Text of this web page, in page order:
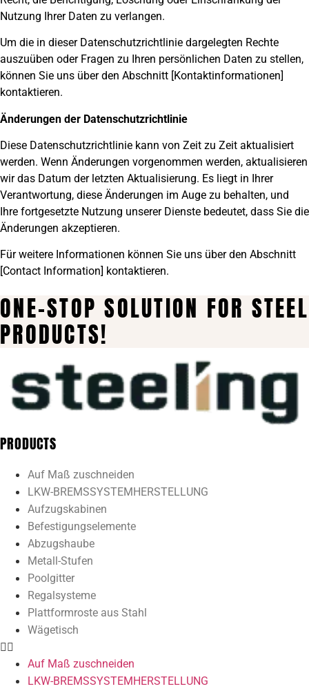
Nutzung Ihrer Daten zu verlangen.
Um die in dieser Datenschutzrichtlinie dargelegten Rechte
auszuüben oder Fragen zu Ihren persönlichen Daten zu stellen,
können Sie uns über den Abschnitt [Kontaktinformationen]
kontaktieren.
Änderungen der Datenschutzrichtlinie
Diese Datenschutzrichtlinie kann von Zeit zu Zeit aktualisiert
werden. Wenn Änderungen vorgenommen werden, aktualisieren
wir das Datum der letzten Aktualisierung. Es liegt in Ihrer
Verantwortung, diese Änderungen im Auge zu behalten, und
Ihre fortgesetzte Nutzung unserer Dienste bedeutet, dass Sie die
Änderungen akzeptieren.
Für weitere Informationen können Sie uns über den Abschnitt
[Contact Information] kontaktieren.
ONE-STOP SOLUTION FOR STEEL
PRODUCTS!
PRODUCTS
Auf Maß zuschneiden
LKW-BREMSSYSTEMHERSTELLUNG
Aufzugskabinen
Befestigungselemente
Abzugshaube
Metall-Stufen
Poolgitter
Regalsysteme
Plattformroste aus Stahl
Wägetisch
Auf Maß zuschneiden
LKW-BREMSSYSTEMHERSTELLUNG